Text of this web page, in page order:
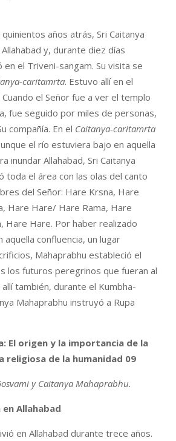
años atrás, Sri Caitanya
y, durante diez días
en el Triveni-sangam. Su visita se
caritamrta. Estuvo allí en el
Cuando el Señor fue a ver el templo
fue seguido por miles de personas,
compañía. En el Caitanya-caritamrta
el río estuviera bajo en aquella
inundar Allahabad, Sri Caitanya
toda el área con las olas del canto
del Señor: Hare Krsna, Hare
Hare Hare/ Hare Rama, Hare
Hare Hare. Por haber realizado
aquella confluencia, un lugar
Mahaprabhu estableció el
los futuros peregrinos que fueran al
allí también, durante el Kumbha-
Mahaprabhu instruyó a Rupa
y Caitanya Mahaprabhu.
Allahabad
en Allahabad durante trece años.